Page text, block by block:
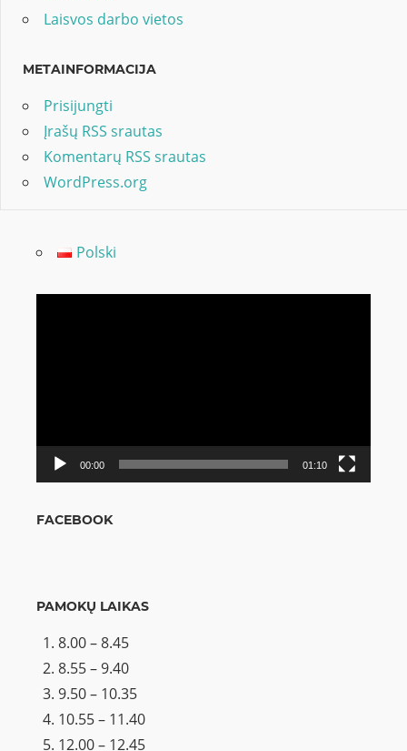
Laisvos darbo vietos
METAINFORMACIJA
Prisijungti
Įrašų RSS srautas
Komentarų RSS srautas
WordPress.org
Polski
00:00 01:10
FACEBOOK
PAMOKŲ LAIKAS
8.00 – 8.45
8.55 – 9.40
9.50 – 10.35
10.55 – 11.40
12.00 – 12.45